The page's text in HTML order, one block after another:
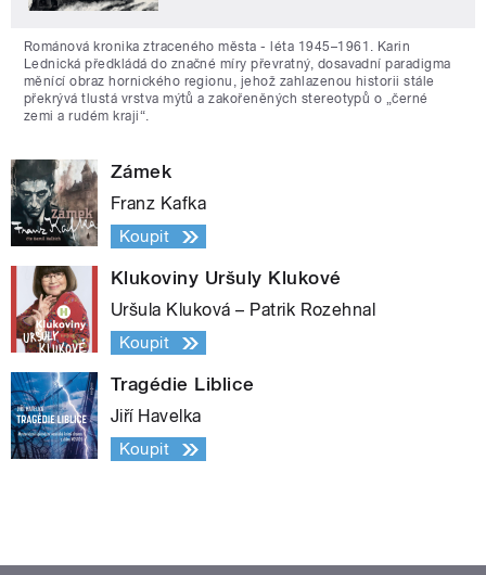
Románová kronika ztraceného města - léta 1945–1961. Karin
Lednická předkládá do značné míry převratný, dosavadní paradigma
měnící obraz hornického regionu, jehož zahlazenou historii stále
překrývá tlustá vrstva mýtů a zakořeněných stereotypů o „černé
zemi a rudém kraji“.
Zámek
Franz Kafka
Koupit
Klukoviny Uršuly Klukové
Uršula Kluková – Patrik Rozehnal
Koupit
Tragédie Liblice
Jiří Havelka
Koupit